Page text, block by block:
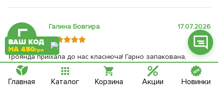
Г Галина Бовгира 17.07.2026
Троянда приїхала до нас класнюча! Гарно запакована,
зелене листячко, висотою біля 45 см.! Дуже задоволені
покупкою. Замовляємо на сайті АгроМаркету вже чотири
роки. Рослиночки свіженькі, гарні, консультанти привітливі,
ВАШ КОД
НА 450грн
Главная Каталог Корзина Акции Новинки